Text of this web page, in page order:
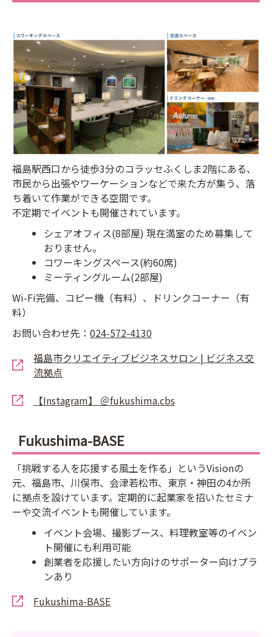
福島駅西口から徒歩3分のコラッセふくしま2階にある、
市民から出張やワーケーションなどで来た方が集う、落
ち着いて作業ができる空間です。
不定期でイベントも開催されています。
シェアオフィス(8部屋) 現在満室のため募集して
おりません。
コワーキングスペース(約60席)
ミーティングルーム(2部屋)
Wi-Fi完備、コピー機（有料）、ドリンクコーナー（有
料）
お問い合わせ先： 024-572-4130
福島市クリエイティブビジネスサロン | ビジネス交
流拠点
【Instagram】 ＠fukushima.cbs
Fukushima-BASE
「挑戦する人を応援する風土を作る」というVisionの
元、福島市、川俣市、会津若松市、東京・神田の4か所
に拠点を設けています。定期的に起業家を招いたセミナ
ーや交流イベントも開催しています。
イベント会場、撮影ブース、料理教室等のイベン
ト開催にも利用可能
創業者を応援したい方向けのサポーター向けプラ
ンあり
Fukushima-BASE